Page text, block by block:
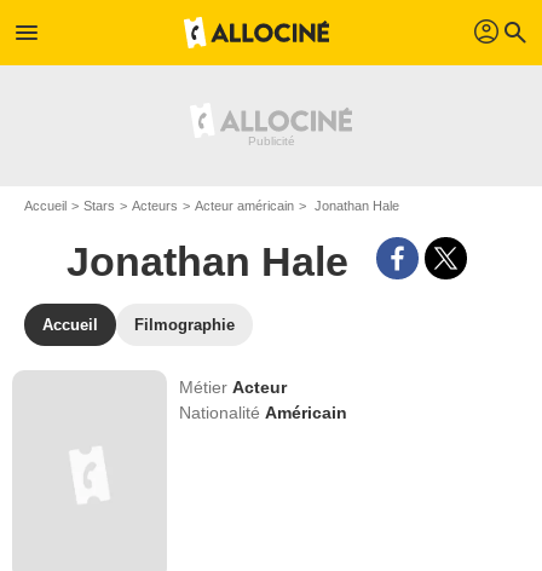
menu profil search
Accueil Stars Acteurs Acteur américain Jonathan Hale
Jonathan Hale
Accueil Filmographie
MétierActeur
NationalitéAméricain